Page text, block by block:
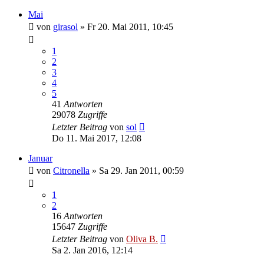
Mai
von girasol » Fr 20. Mai 2011, 10:45
1
2
3
4
5
41 Antworten
29078 Zugriffe
Letzter Beitrag von sol
Do 11. Mai 2017, 12:08
Januar
von Citronella » Sa 29. Jan 2011, 00:59
1
2
16 Antworten
15647 Zugriffe
Letzter Beitrag von Oliva B.
Sa 2. Jan 2016, 12:14